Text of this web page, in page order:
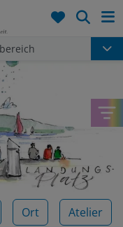
Ort Atelier